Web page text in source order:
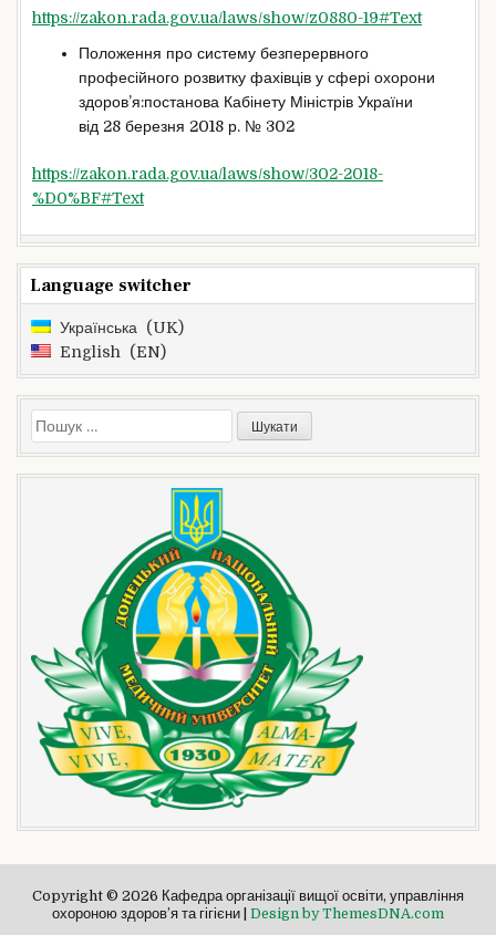
https://zakon.rada.gov.ua/laws/show/z0880-19#Text
Положення про систему безперервного
професійного розвитку фахівців у сфері охорони
здоров’я:постанова Кабінету Міністрів України
від 28 березня 2018 р. № 302
https://zakon.rada.gov.ua/laws/show/302-2018-
%D0%BF#Text
Language switcher
Українська
UK
English
EN
Пошук:
Copyright © 2026 Кафедра організації вищої освіти, управління
охороною здоров’я та гігієни | Design by ThemesDNA.com